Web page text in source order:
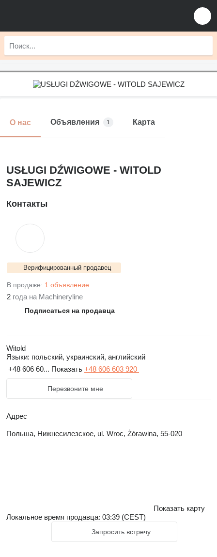
О нас Объявления 1 Карта
USŁUGI DŹWIGOWE - WITOLD
SAJEWICZ
Контакты
Верифицированный продавец
В продаже: 1 объявление
2 года на Machineryline
Подписаться на продавца
Witold
Языки: польский, украинский, английский
+48 606 60... Показать +48 606 603 920
Перезвоните мне
Адрес
Польша, Нижнесилезское, ul. Wroc, Żórawina, 55-020
Показать карту
Локальное время продавца: 03:39 (CEST)
Запросить встречу